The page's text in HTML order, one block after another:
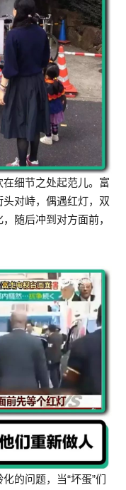
细节之处起范儿。富
对峙，偶遇红灯，双
随后冲到对方面前，
的问题，当“坏蛋”们